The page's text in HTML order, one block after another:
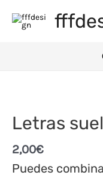
contenido
Letras
2,00€
Puedes